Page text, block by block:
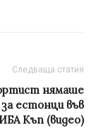
Следваща статия
нямаше
естонци във
Къп (видео)